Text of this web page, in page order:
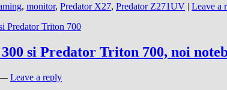
, monitor, Predator X27, Predator Z271UV | Leave a
si Predator Triton 700, noi
Leave a reply